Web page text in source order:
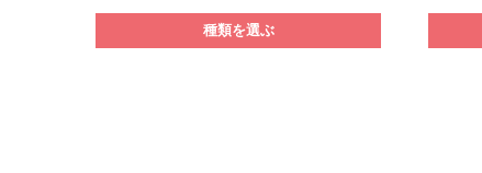
種類を選ぶ